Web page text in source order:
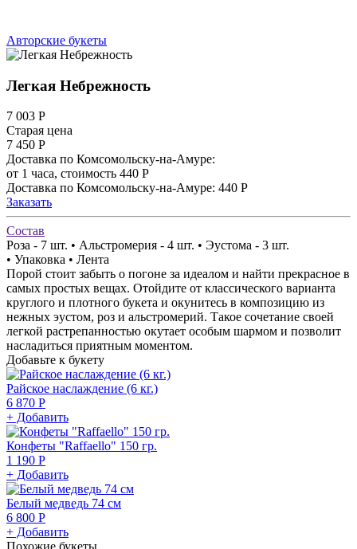
Авторские букеты
Легкая Небрежность
7 003 Р
Старая цена
7 450 Р
Доставка по Комсомольску-на-Амуре:
от 1 часа, стоимость 440 Р
Доставка по Комсомольску-на-Амуре: 440 Р
Заказать
Состав
Роза - 7 шт. • Альстромерия - 4 шт. • Эустома - 3 шт.
• Упаковка • Лента
Порой стоит забыть о погоне за идеалом и найти прекрасное в
самых простых вещах. Отойдите от классического варианта
круглого и плотного букета и окунитесь в композицию из
нежных эустом, роз и альстромерий. Такое сочетание своей
легкой растрепанностью окутает особым шармом и позволит
насладиться приятным моментом.
Добавьте к букету
Райское наслаждение (6 кг.)
6 870 Р
+ Добавить
Конфеты "Raffaello" 150 гр.
1 190 Р
+ Добавить
Белый медведь 74 см
6 800 Р
+ Добавить